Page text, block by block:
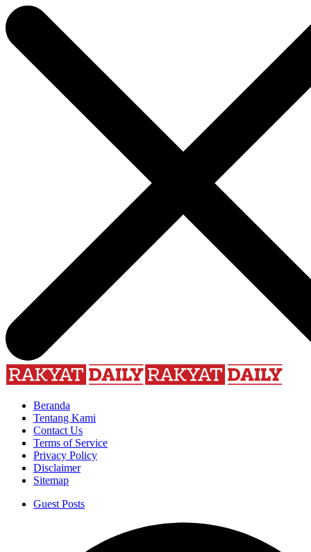
Beranda
Tentang Kami
Contact Us
Terms of Service
Privacy Policy
Disclaimer
Sitemap
Guest Posts